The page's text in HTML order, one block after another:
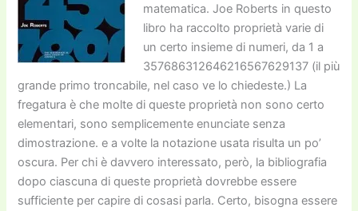
matematica. Joe Roberts in questo
libro ha raccolto proprietà varie di
un certo insieme di numeri, da 1 a
357686312646216567629137 (il più
grande primo troncabile, nel caso ve lo chiedeste.) La
fregatura è che molte di queste proprietà non sono certo
elementari, sono semplicemente enunciate senza
dimostrazione. e a volte la notazione usata risulta un po’
oscura. Per chi è davvero interessato, però, la bibliografia
dopo ciascuna di queste proprietà dovrebbe essere
sufficiente per capire di cosasi parla. Certo, bisogna essere